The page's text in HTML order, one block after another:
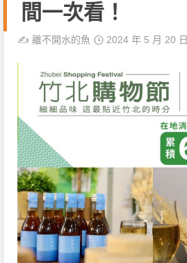
間一次看！
✍️離不開水的魚 2024 年 5 月 20 日